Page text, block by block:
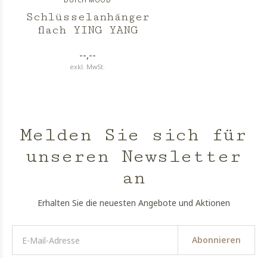
Schlüsselanhänger
flach YING YANG
--,--
exkl. MwSt.
Melden Sie sich für
unseren Newsletter
an
Erhalten Sie die neuesten Angebote und Aktionen
Abonnieren